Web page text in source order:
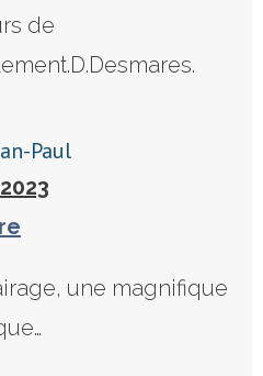
de
Paul
une magnifique